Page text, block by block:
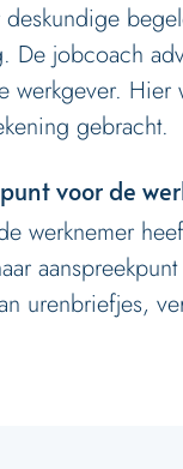
De jobcoach
werkgever. Hier
gebracht.
voor de
werknemer
urenbriefjes,